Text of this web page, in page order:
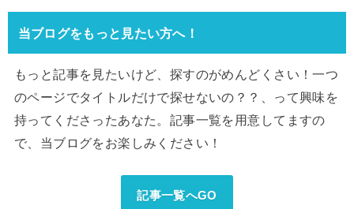
当ブログをもっと見たい方へ！
もっと記事を見たいけど、探すのがめんどくさい！一つ
のページでタイトルだけで探せないの？？、って興味を
持ってくださったあなた。記事一覧を用意してますの
で、当ブログをお楽しみください！
記事一覧へGO